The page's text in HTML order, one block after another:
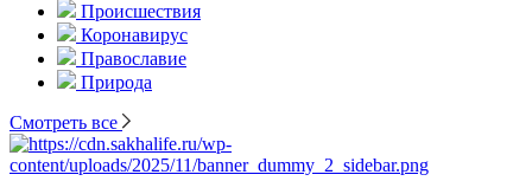
Происшествия
Коронавирус
Православие
Природа
Смотреть все